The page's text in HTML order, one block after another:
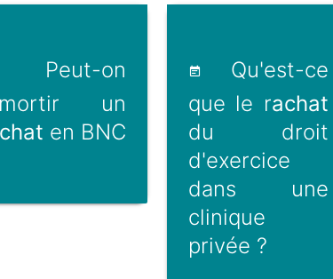
Peut-on
un
en BNC
Qu'est-ce
que le rachat
du droit
d'exercice
dans une
clinique
privée ?